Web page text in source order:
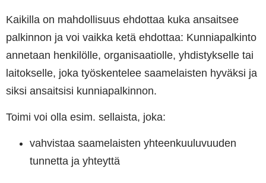
Kaikilla on mahdollisuus ehdottaa kuka ansaitsee
palkinnon ja voi vaikka ketä ehdottaa: Kunniapalkinto
annetaan henkilölle, organisaatiolle, yhdistykselle tai
laitokselle, joka työskentelee saamelaisten hyväksi ja
siksi ansaitsisi kunniapalkinnon.
Toimi voi olla esim. sellaista, joka:
vahvistaa saamelaisten yhteenkuuluvuuden
tunnetta ja yhteyttä